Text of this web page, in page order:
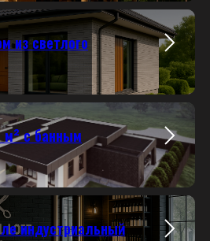
из светлого
м²с банным
индустриальный